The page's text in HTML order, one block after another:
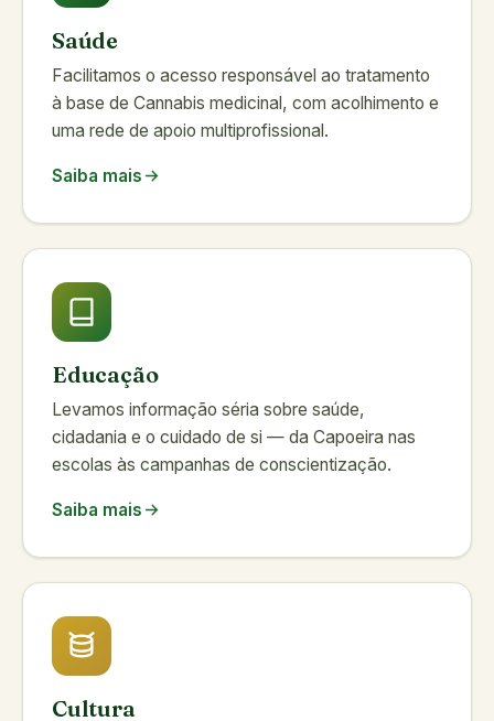
Saúde
Facilitamos o acesso responsável ao tratamento
à base de Cannabis medicinal, com acolhimento e
uma rede de apoio multiprofissional.
Saiba mais
Educação
Levamos informação séria sobre saúde,
cidadania e o cuidado de si — da Capoeira nas
escolas às campanhas de conscientização.
Saiba mais
Cultura